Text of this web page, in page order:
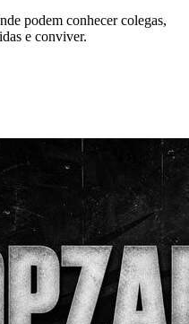
podem conhecer colegas,
e conviver.